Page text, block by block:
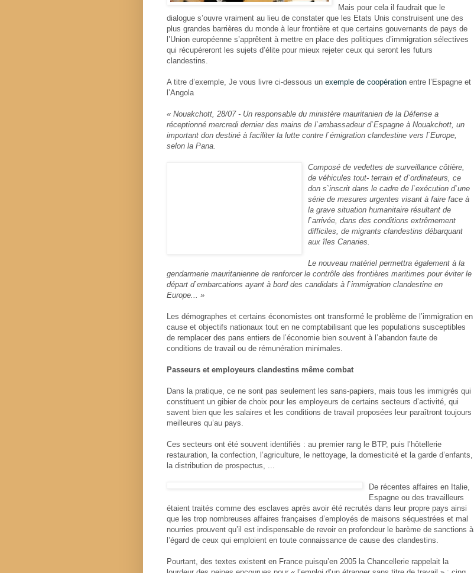
Mais pour cela il faudrait que le
dialogue s’ouvre vraiment au lieu de constater que les Etats Unis construisent une des
plus grandes barrières du monde à leur frontière et que certains gouvernants de pays de
l’Union européenne s’apprêtent à mettre en place des politiques d’immigration sélectives
qui récupéreront les sujets d’élite pour mieux rejeter ceux qui seront les futurs
clandestins.
A titre d’exemple, Je vous livre ci-dessous un exemple de coopération entre l’Espagne et
l’Angola
« Nouakchott, 28/07 - Un responsable du ministère mauritanien de la Défense a
réceptionné mercredi dernier des mains de l`ambassadeur d`Espagne à Nouakchott, un
important don destiné à faciliter la lutte contre l`émigration clandestine vers l`Europe,
selon la Pana.
Composé de vedettes de surveillance côtière,
de véhicules tout- terrain et d`ordinateurs, ce
don s`inscrit dans le cadre de l`exécution d`une
série de mesures urgentes visant à faire face à
la grave situation humanitaire résultant de
l`arrivée, dans des conditions extrêmement
difficiles, de migrants clandestins débarquant
aux îles Canaries.
Le nouveau matériel permettra également à la
gendarmerie mauritanienne de renforcer le contrôle des frontières maritimes pour éviter le
départ d`embarcations ayant à bord des candidats à l`immigration clandestine en
Europe... »
Les démographes et certains économistes ont transformé le problème de l’immigration en
cause et objectifs nationaux tout en ne comptabilisant que les populations susceptibles
de remplacer des pans entiers de l’économie bien souvent à l’abandon faute de
conditions de travail ou de rémunération minimales.
Passeurs et employeurs clandestins même combat
Dans la pratique, ce ne sont pas seulement les sans-papiers, mais tous les immigrés qui
constituent un gibier de choix pour les employeurs de certains secteurs d’activité, qui
savent bien que les salaires et les conditions de travail proposées leur paraîtront toujours
meilleures qu’au pays.
Ces secteurs ont été souvent identifiés : au premier rang le BTP, puis l’hôtellerie
restauration, la confection, l’agriculture, le nettoyage, la domesticité et la garde d’enfants,
la distribution de prospectus, ...
De récentes affaires en Italie,
Espagne ou des travailleurs
étaient traités comme des esclaves après avoir été recrutés dans leur propre pays ainsi
que les trop nombreuses affaires françaises d’employés de maisons séquestrées et mal
nourries prouvent qu’il est indispensable de revoir en profondeur le barème de sanctions à
l’égard de ceux qui emploient en toute connaissance de cause des clandestins.
Pourtant, des textes existent en France puisqu’en 2005 la Chancellerie rappelait la